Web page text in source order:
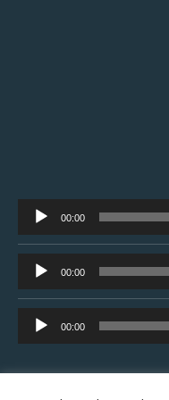
Tocador
de
áudio
00:00
Tocador
de
áudio
00:00
Tocador
de
00:00